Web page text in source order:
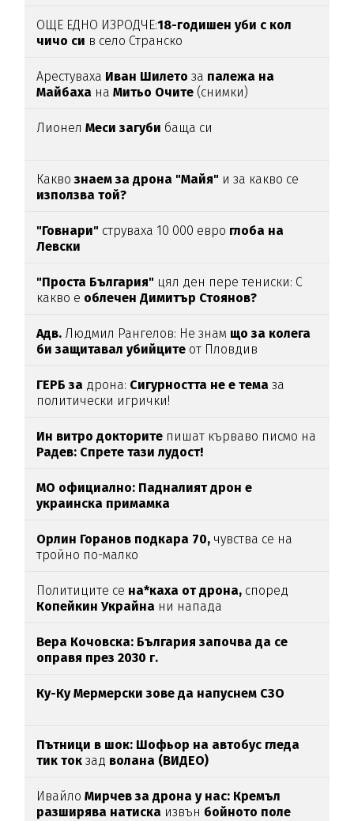
ОЩЕ ЕДНО ИЗРОДЧЕ:18-годишен уби с кол
чичо си в село Странско
Арестуваха Иван Шилетоза палежа на
Майбаха наМитьо Очите (снимки)
Лионел Меси загуби баща си
Каквознаем за дрона "Майя" и за какво се
използва той?
"Говнари" струваха 10 000 евро глоба на
Левски
"Проста България" цял ден пере тениски: С
какво е облечен Димитър Стоянов?
Адв. Людмил Рангелов: Не знам що за колега
би защитавал убийците от Пловдив
ГЕРБ за дрона: Сигурността не е темаза
политически игрички!
Ин витро докторите пишат кърваво писмо на
Радев: Спрете тази лудост!
МО официално: Падналият дрон е
украинска примамка
Орлин Горанов подкара 70, чувства се на
тройно по-малко
Политиците се на*каха от дрона, според
Копейкин Украйна ни напада
Вера Кочовска: България започва да се
оправя през 2030 г.
Ку-Ку Мермерски зове да напуснем СЗО
Пътници в шок: Шофьор на автобус гледа
тик ток зад волана (ВИДЕО)
ИвайлоМирчев за дрона у нас: Кремъл
разширява натиска извън бойното поле